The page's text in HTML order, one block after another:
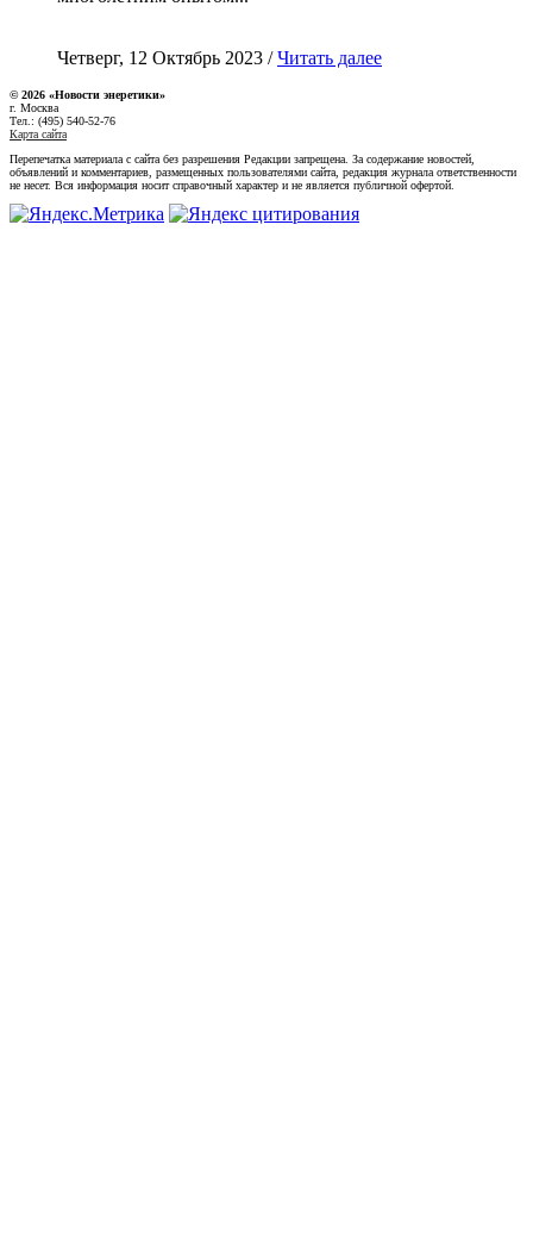
Четверг, 12 Октябрь 2023 /Читать далее
© 2026 «Новости энеретики»
г. Москва
Тел.: (495) 540-52-76
Карта сайта
Перепечатка материала с сайта без разрешения Редакции запрещена. За содержание новостей,
объявлений и комментариев, размещенных пользователями сайта, редакция журнала ответственности
не несет. Вся информация носит справочный характер и не является публичной офертой.